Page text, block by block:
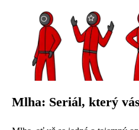
Mlha: Seriál, který